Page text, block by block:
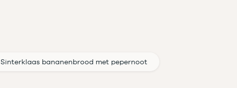
Sinterklaas bananenbrood met pepernoot